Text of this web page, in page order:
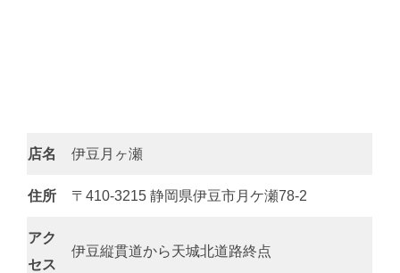
店名 伊豆月ヶ瀬
住所 〒410-3215 静岡県伊豆市月ケ瀬78-2
アク
セス
伊豆縦貫道から天城北道路終点